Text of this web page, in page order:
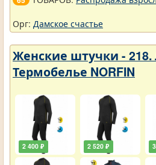
Орг: Дамское счастье
Женские штучки -
Термобелье NORFIN
2 400 ₽ 2 520 ₽